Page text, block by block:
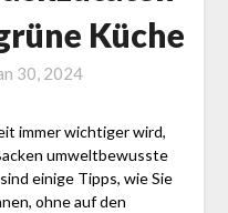
Küche
30, 2024
immer wichtiger wird,
umweltbewusste
einige Tipps, wie Sie
ohne auf den